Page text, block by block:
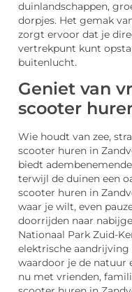
duinlandschappen,
dorpjes. Het gemak
zorgt ervoor dat je
vertrekpunt kunt
buitenlucht.
Geniet van
scooter
Wie houdt van zee,
scooter huren in
biedt
terwijl de duinen een
scooter huren in
waar je wilt, even
doorrijden naar
Nationaal Park Zuid-
elektrische
waardoor je de natuur
nu met vrienden,